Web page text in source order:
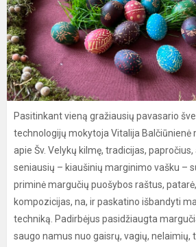
Pasitinkant vieną gražiausių pavasario
technologijų mokytoja Vitalija Balčiūnienė
apie Šv. Velykų kilmę, tradicijas,
seniausių – kiaušinių marginimo vašku –
priminė margučių puošybos raštus,
kompozicijas, na, ir paskatino išbandyti
techniką. Padirbėjus pasidžiaugta
saugo namus nuo gaisrų, vagių, nelaimių,